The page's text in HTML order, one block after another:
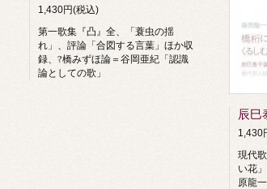
1,430円(税込)
第一歌集『凸』全、「蓑虫の揺
れ」、評論「合図する言葉」ほか収
録、?橋みずほ論＝谷岡亜紀「認識
論としての歌」
辰巳
1,430
現代
い花
原龍